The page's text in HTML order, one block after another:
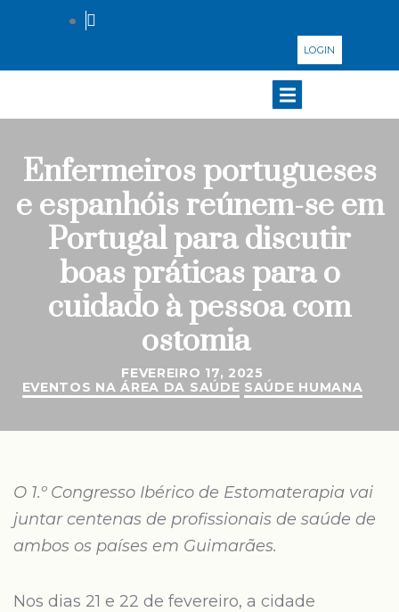
LOGIN
Enfermeiros portugueses
e espanhóis reúnem-se em
Portugal para discutir
boas práticas para o
cuidado à pessoa com
ostomia
FEVEREIRO 17, 2025
EVENTOS NA ÁREA DA SAÚDE SAÚDE HUMANA
O 1.º Congresso Ibérico de Estomaterapia vai
juntar centenas de profissionais de saúde de
ambos os países em Guimarães.
Nos dias 21 e 22 de fevereiro, a cidade